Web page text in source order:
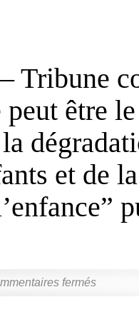
Tribune
peut être
et de la
fermés